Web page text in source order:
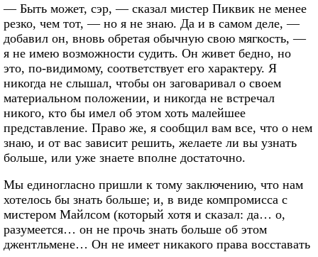
— Быть может, сэр, — сказал мистер Пиквик не менее
резко, чем тот, — но я не знаю. Да и в самом деле, —
добавил он, вновь обретая обычную свою мягкость, —
я не имею возможности судить. Он живет бедно, но
это, по-видимому, соответствует его характеру. Я
никогда не слышал, чтобы он заговаривал о своем
материальном положении, и никогда не встречал
никого, кто бы имел об этом хоть малейшее
представление. Право же, я сообщил вам все, что о нем
знаю, и от вас зависит решить, желаете ли вы узнать
больше, или уже знаете вполне достаточно.
Мы единогласно пришли к тому заключению, что нам
хотелось бы знать больше; и, в виде компромисса с
мистером Майлсом (который хотя и сказал: да… о,
разумеется… он не прочь знать больше об этом
джентльмене… Он не имеет никакого права восставать